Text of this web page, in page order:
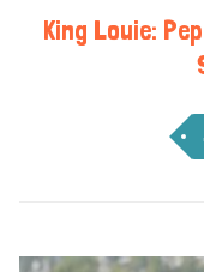
King Louie: